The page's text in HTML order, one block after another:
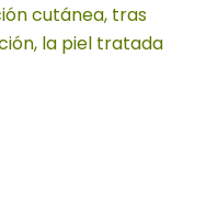
cutánea, tras
la piel tratada